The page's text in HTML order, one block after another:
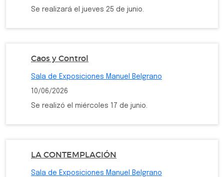
Se realizará el jueves 25 de junio.
Caos y Control
Sala de Exposiciones Manuel Belgrano
10/06/2026
Se realizó el miércoles 17 de junio.
LA CONTEMPLACIÓN
Sala de Exposiciones Manuel Belgrano